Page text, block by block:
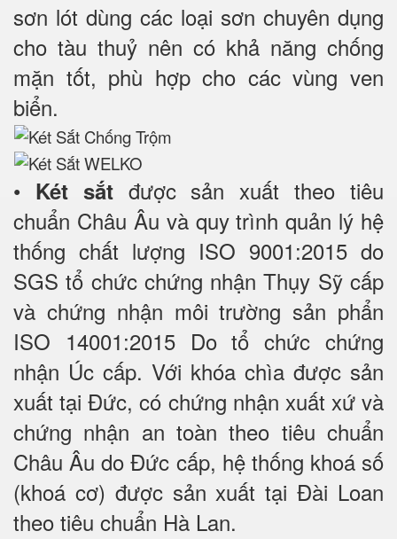
sơn lót dùng các loại sơn chuyên dụng
cho tàu thuỷ nên có khả năng chống
mặn tốt, phù hợp cho các vùng ven
biển.
• Két sắtđược sản xuất theo tiêu
chuẩn Châu Âu và quy trình quản lý hệ
thống chất lượng ISO 9001:2015 do
SGS tổ chức chứng nhận Thụy Sỹ cấp
và chứng nhận môi trường sản phẩn
ISO 14001:2015 Do tổ chức chứng
nhận Úc cấp. Với khóa chìa được sản
xuất tại Đức, có chứng nhận xuất xứ và
chứng nhận an toàn theo tiêu chuẩn
Châu Âu do Đức cấp, hệ thống khoá số
(khoá cơ) được sản xuất tại Đài Loan
theo tiêu chuẩn Hà Lan.